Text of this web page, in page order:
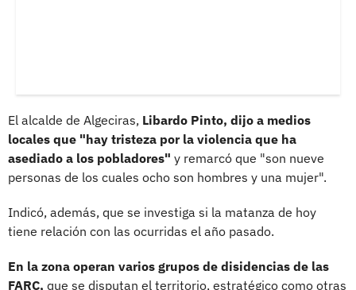
El alcalde de Algeciras, Libardo Pinto, dijo a medios
locales que "hay tristeza por la violencia que ha
asediado a los pobladores" y remarcó que "son nueve
personas de los cuales ocho son hombres y una mujer".
Indicó, además, que se investiga si la matanza de hoy
tiene relación con las ocurridas el año pasado.
En la zona operan varios grupos de disidencias de las
FARC, que se disputan el territorio, estratégico como otras